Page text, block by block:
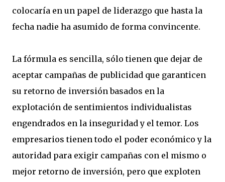
colocaría en un papel de liderazgo que hasta la
fecha nadie ha asumido de forma convincente.
La fórmula es sencilla, sólo tienen que dejar de
aceptar campañas de publicidad que garanticen
su retorno de inversión basados en la
explotación de sentimientos individualistas
engendrados en la inseguridad y el temor. Los
empresarios tienen todo el poder económico y la
autoridad para exigir campañas con el mismo o
mejor retorno de inversión, pero que exploten